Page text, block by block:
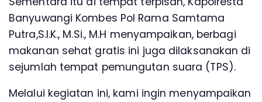
Banyuwangi Kombes Pol Rama Samtama
Putra,S.I.K., M.Si., M.H menyampaikan, berbagi
makanan sehat gratis ini juga dilaksanakan di
sejumlah tempat pemungutan suara (TPS).
Melalui kegiatan ini, kami ingin menyampaikan